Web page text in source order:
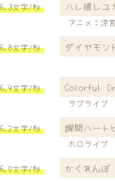
6.3文字/秒 ハレ晴レ
アニメ：涼
6.8文字/秒 ダイヤモ
6.9文字/秒 Colorful
ラブライブ
6.2文字/秒 瞬間ハート
ホロライブ
6.0文字/秒 かくれん